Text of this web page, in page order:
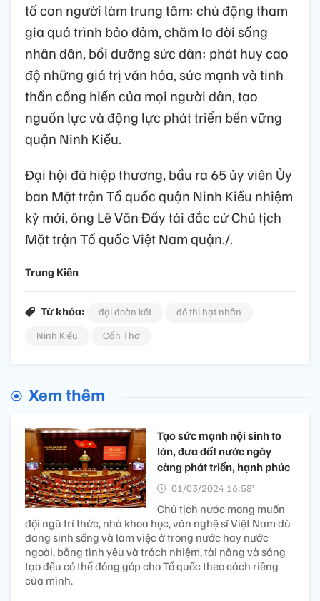
tố con người làm trung tâm; chủ động tham
gia quá trình bảo đảm, chăm lo đời sống
nhân dân, bồi dưỡng sức dân; phát huy cao
độ những giá trị văn hóa, sức mạnh và tinh
thần cống hiến của mọi người dân, tạo
nguồn lực và động lực phát triển bền vững
quận Ninh Kiều.
Đại hội đã hiệp thương, bầu ra 65 ủy viên Ủy
ban Mặt trận Tổ quốc quận Ninh Kiều nhiệm
kỳ mới, ông Lê Văn Đầy tái đắc cử Chủ tịch
Mặt trận Tổ quốc Việt Nam quận./.
Trung Kiên
Từ khóa: đại đoàn kết
đô thị hạt nhân
Ninh Kiều
Cần Thơ
Xem thêm
Tạo sức mạnh nội sinh to
lớn, đưa đất nước ngày
càng phát triển, hạnh phúc
01/03/2024 16:58’
Chủ tịch nước mong muốn
đội ngũ trí thức, nhà khoa học, văn nghệ sĩ Việt Nam dù
đang sinh sống và làm việc ở trong nước hay nước
ngoài, bằng tình yêu và trách nhiệm, tài năng và sáng
tạo đều có thể đóng góp cho Tổ quốc theo cách riêng
của mình.